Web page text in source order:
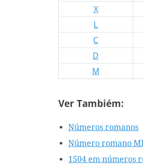
X
L
C
D
M
Ver Tambiém:
Números romanos
Número romano
1504 em números